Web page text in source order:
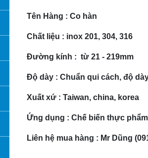
Tên Hàng : Co hàn
Chất liệu : inox 201, 304, 316
Đường kính : từ 21 - 219mm
Độ dày : Chuẩn qui cách, độ
Xuất xứ : Taiwan, china, korea
Ứng dụng : Chế biến thực
Liên hệ mua hàng : Mr Dũng